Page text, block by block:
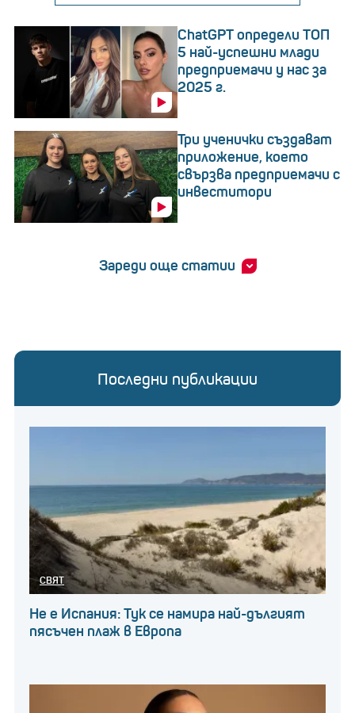
ChatGPT определи ТОП
5 най-успешни млади
предприемачи у нас за
2025 г.
Три ученички създават
приложение, което
свързва предприемачи с
инвеститори
Зареди още статии
Последни публикации
СВЯТ
Не е Испания: Тук се намира най-дългият
пясъчен плаж в Европа